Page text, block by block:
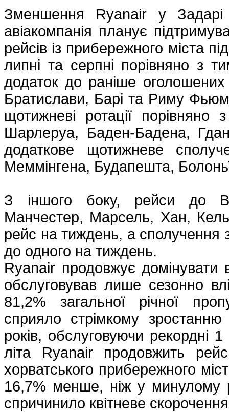
Зменшення Ryanair у Задарі
авіакомпанія планує
рейсів із прибережного міста
липні та серпні порівняно з
додаток до раніше оголошених
Братислави, Барі та Риму
щотижневі ротації
Шарлеруа, Баден-Бадена,
додаткове щотижневе
Меммінгена, Будапешта,
З іншого боку, рейси до
Манчестер, Марсель, Хан,
рейс на тиждень, а сполучення
до одного на тиждень.
Ryanair продовжує
обслуговував лише сезонно
81,2% загальної річної
сприяло стрімкому
років, обслуговуючи рекордні
літа Ryanair продовжить
хорватського прибережного
16,7% менше, ніж у минулому
спричинило квітневе